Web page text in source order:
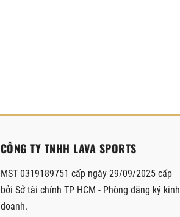
CÔNG TY TNHH LAVA SPORTS
MST 0319189751 cấp ngày 29/09/2025 cấp
bởi Sở tài chính TP HCM - Phòng đăng ký kinh
doanh.